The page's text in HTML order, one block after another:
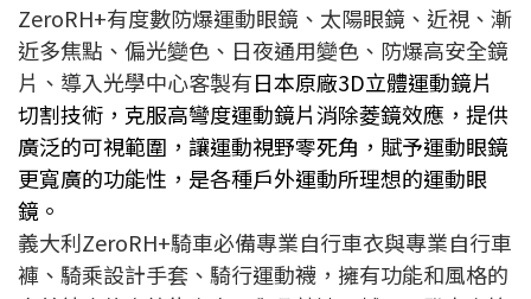
ZeroRH+有度數防爆運動眼鏡、太陽眼鏡、近視、漸
近多焦點、偏光變色、日夜通用變色、防爆高安全鏡
片、導入光學中心客製有日本原廠3D立體運動鏡片
切割技術，克服高彎度運動鏡片消除菱鏡效應，提供
廣泛的可視範圍，讓運動視野零死角，賦予運動眼鏡
更寬廣的功能性，是各種戶外運動所理想的運動眼
鏡 。
義大利ZeroRH+騎車必備專業自行車衣與專業自行車
褲、騎乘設計手套、騎行運動襪，擁有功能和風格的